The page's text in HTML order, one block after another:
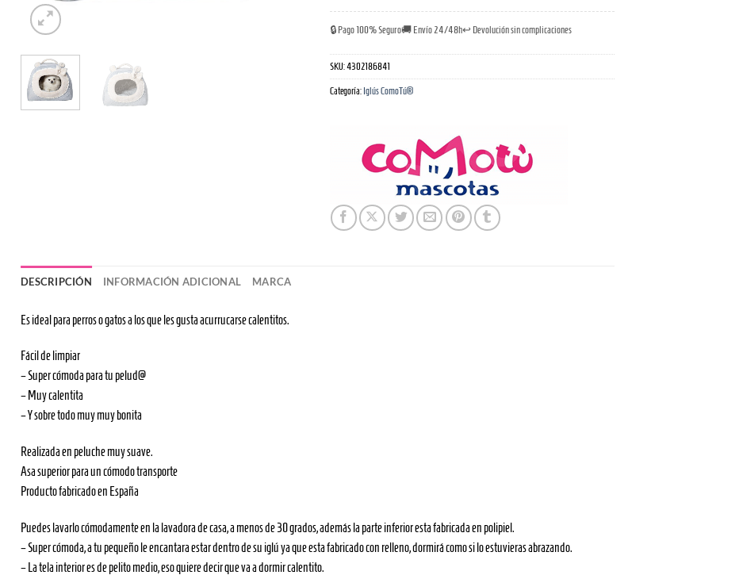
🔒 Pago 100% Seguro🚚 Envío 24/48h↩️ Devolución sin complicaciones
SKU:4302186841
Categoría: Iglús ComoTú®
DESCRIPCIÓN INFORMACIÓN ADICIONAL MARCA
Es ideal para perros o gatos a los que les gusta acurrucarse calentitos.
Fácil de limpiar
– Super cómoda para tu pelud@
– Muy calentita
– Y sobre todo muy muy bonita
Realizada en peluche muy suave.
Asa superior para un cómodo transporte
Producto fabricado en España
Puedes lavarlo cómodamente en la lavadora de casa, a menos de 30 grados, además la parte inferior esta fabricada en polipiel.
– Super cómoda, a tu pequeño le encantara estar dentro de su iglú ya que esta fabricado con relleno, dormirá como si lo estuvieras abrazando.
– La tela interior es de pelito medio, eso quiere decir que va a dormir calentito.